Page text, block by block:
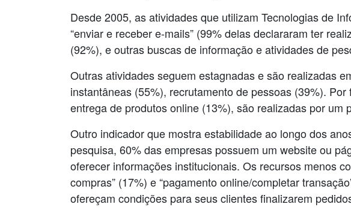
Desde 2005, as atividades que utilizam Tecnologias de
“enviar e receber e-mails” (99% delas declararam ter
(92%), e outras buscas de informação e atividades de
Outras atividades seguem estagnadas e são realizadas
instantâneas (55%), recrutamento de pessoas (39%).
entrega de produtos online (13%), são realizadas por um
Outro indicador que mostra estabilidade ao longo dos
pesquisa, 60% das empresas possuem um website ou
oferecer informações institucionais. Os recursos menos
compras” (17%) e “pagamento online/completar
ofereçam condições para seus clientes finalizarem